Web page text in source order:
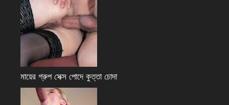
মায়ের গ্রুপ সেক্স পোদে কুত্তা চোদা